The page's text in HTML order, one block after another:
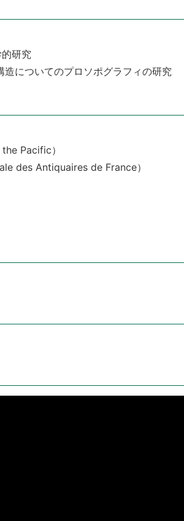
研究
についてのプロソポグラフィの研究
Pacific）
des Antiquaires de France）